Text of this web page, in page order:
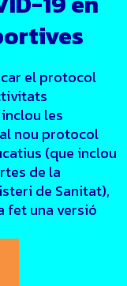
el protocol
les
nou protocol
(que inclou
de la
de Sanitat),
fet una versió